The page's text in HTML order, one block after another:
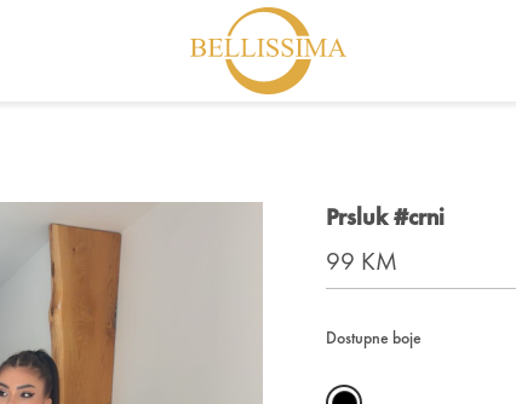
Prsluk #crni
99 KM
Dostupne boje